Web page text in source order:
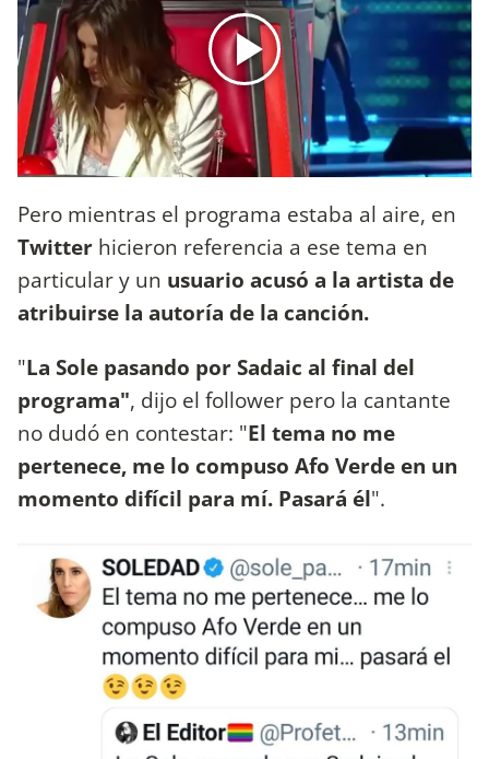
Pero mientras el programa estaba al aire, en
Twitter hicieron referencia a ese tema en
particular y un usuario acusó a la artista de
atribuirse la autoría de la canción.
"La Sole pasando por Sadaic al final del
programa", dijo el follower pero la cantante
no dudó en contestar: "El tema no me
pertenece, me lo compuso Afo Verde en un
momento difícil para mí. Pasará él".